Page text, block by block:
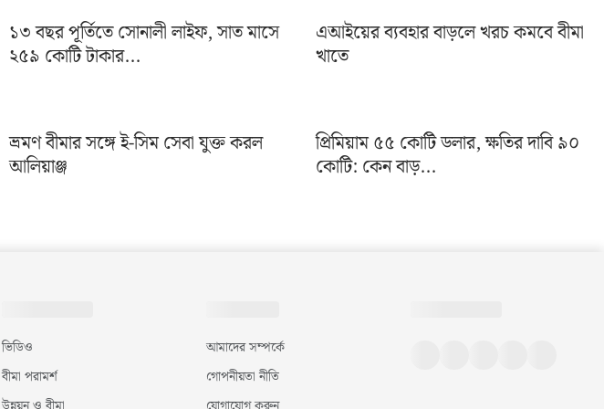
১৩ বছর পূর্তিতে সোনালী লাইফ, সাত মাসে
২৫৯ কোটি টাকার...
এআইয়ের ব্যবহার বাড়লে খরচ কমবে বীমা
খাতে
ভ্রমণ বীমার সঙ্গে ই-সিম সেবা যুক্ত করল
আলিয়াঞ্জ
প্রিমিয়াম ৫৫ কোটি ডলার, ক্ষতির দাবি ৯০
কোটি: কেন বাড়...
ভিডিও
বীমা পরামর্শ
আমাদের সম্পর্কে
গোপনীয়তা নীতি